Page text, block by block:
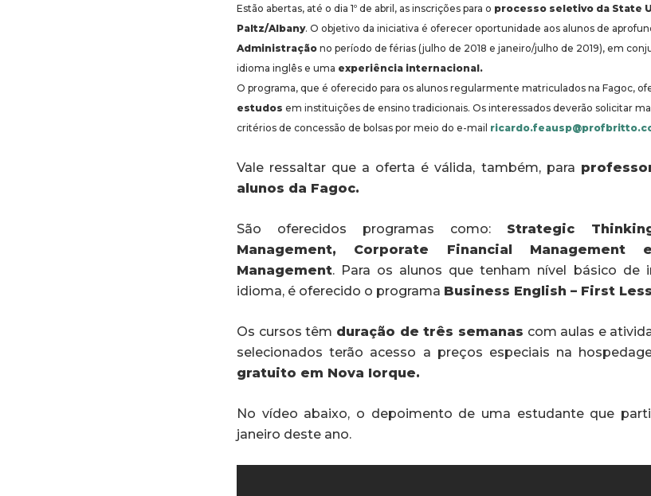
Estão abertas, até o dia 1º de abril, as inscrições para o processo seletivo da State
Paltz/Albany. O objetivo da iniciativa é oferecer oportunidade aos alunos de
Administração no período de férias (julho de 2018 e janeiro/julho de 2019), em
idioma inglês e uma experiência internacional.
O programa, que é oferecido para os alunos regularmente matriculados na Fagoc,
estudos em instituições de ensino tradicionais. Os interessados deverão solicitar
critérios de concessão de bolsas por meio do e-mail
Vale ressaltar que a oferta é válida, também, para
alunos da Fagoc.
São oferecidos programas como: Strategic
Management, Corporate Financial
Management. Para os alunos que tenham nível básico de
idioma, é oferecido o programa Business English – First
Os cursos têm duração de três semanas com aulas e
selecionados terão acesso a preços especiais na
gratuito em Nova Iorque.
No vídeo abaixo, o depoimento de uma estudante que
janeiro deste ano.